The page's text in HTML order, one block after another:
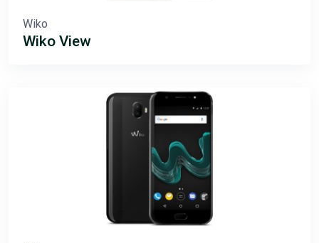
Wiko
Wiko View